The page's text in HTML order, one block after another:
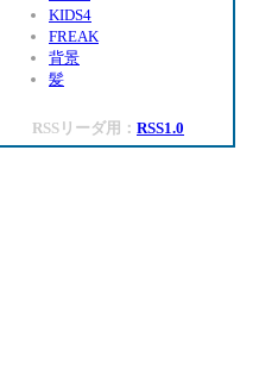
KIDS4
FREAK
背景
髪
RSSリーダ用： RSS1.0